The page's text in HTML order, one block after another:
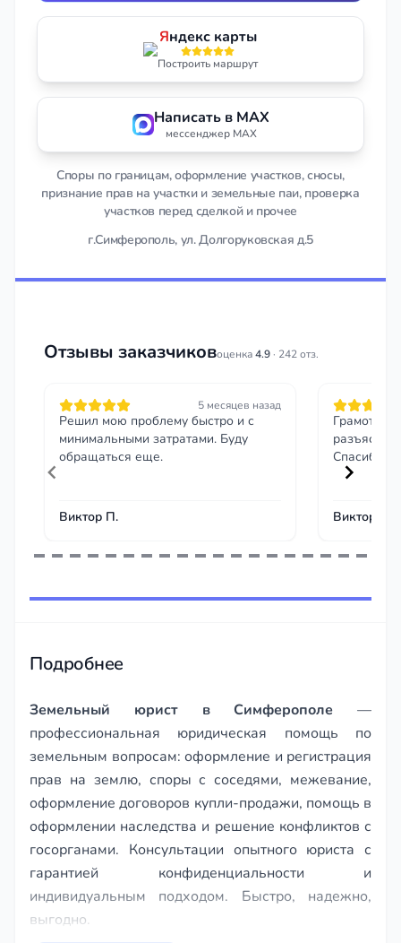
Яндекс карты
Построить маршрут
Написать в MAX
мессенджер MAX
Споры по границам, оформление участков, сносы,
признание прав на участки и земельные паи, проверка
участков перед сделкой и прочее
г.Симферополь, ул. Долгоруковская д.5
Отзывы заказчиковоценка4.9 · 242 отз.
5 месяцев назад
Решил мою проблему быстро и с
минимальными затратами. Буду
обращаться еще.
Виктор П.
Грамотная
разъяснил
Спасибо!
Виктор
1
Подробнее
Земельный юрист в Симферополе —
профессиональная юридическая помощь по
земельным вопросам: оформление и регистрация
прав на землю, споры с соседями, межевание,
оформление договоров купли-продажи, помощь в
оформлении наследства и решение конфликтов с
госорганами. Консультации опытного юриста с
гарантией конфиденциальности и
индивидуальным подходом. Быстро, надежно,
выгодно.